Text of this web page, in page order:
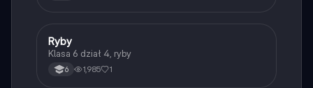
RBiologia
Ryby
Klasa 6 dział 4, ryby
6 1,985 1